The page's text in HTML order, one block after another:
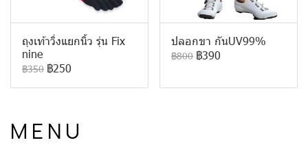
ถุงเท้าวิ่งแยกนิ้ว รุ่น Fix
nine
฿350 ฿250
ปลอกขา กันUV99%
฿800 ฿390
M E N U